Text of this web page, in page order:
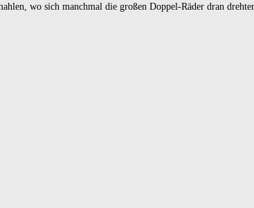
wo sich manchmal die großen Doppel-Räder dran